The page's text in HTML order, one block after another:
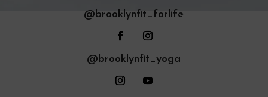
@brooklynfit_forlife
@brooklynfit_yoga